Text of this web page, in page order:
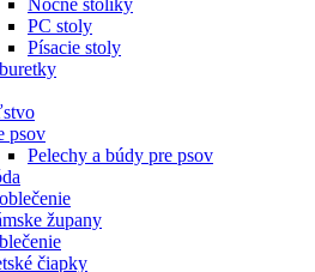
PC stoly
Písacie stoly
psov
Pelechy a búdy pre psov
župany
čiapky